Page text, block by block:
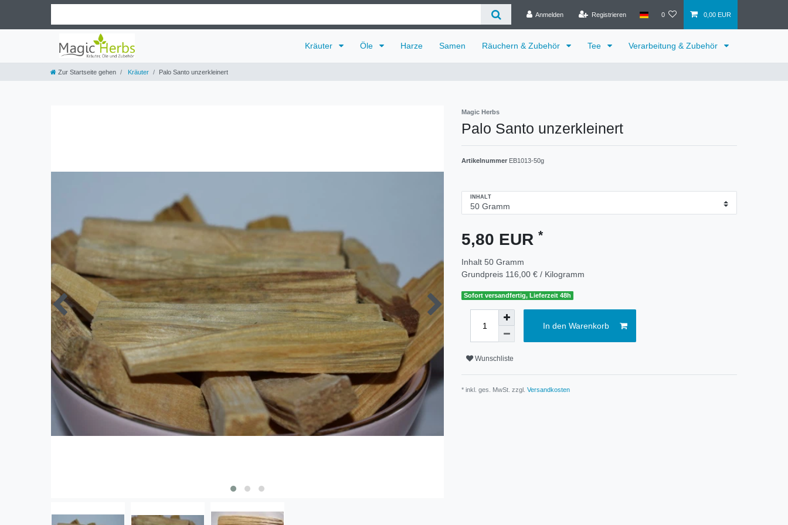
Anmelden Registrieren 0 0,00 EUR
Kräuter Öle Harze Samen Räuchern & Zubehör Tee Verarbeitung & Zubehör
Zur Startseite gehen Kräuter Palo Santo unzerkleinert
Magic Herbs
Palo Santo unzerkleinert
Artikelnummer EB1013-50g
INHALT
5,80 EUR *
Inhalt 50 Gramm
Grundpreis 116,00 € / Kilogramm
Sofort versandfertig, Lieferzeit 48h
In den Warenkorb
Wunschliste
* inkl. ges. MwSt. zzgl. Versandkosten